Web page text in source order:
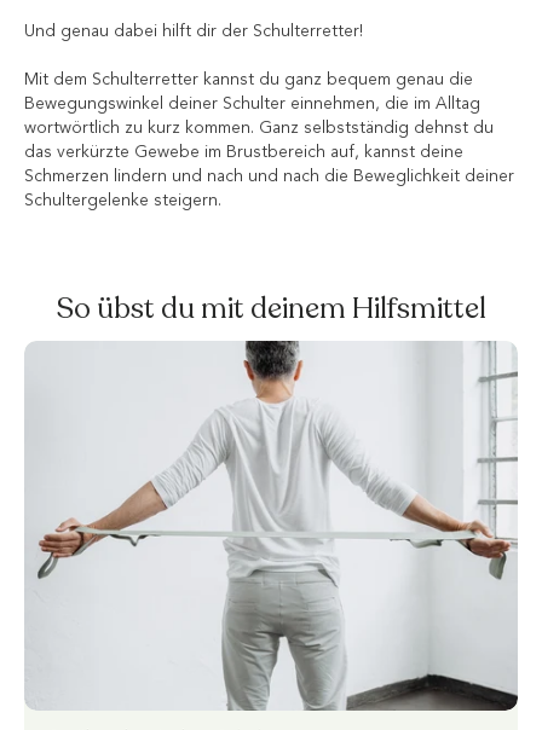
Und genau dabei hilft dir der Schulterretter!
Mit dem Schulterretter kannst du ganz bequem genau die
Bewegungswinkel deiner Schulter einnehmen, die im Alltag
wortwörtlich zu kurz kommen. Ganz selbstständig dehnst du
das verkürzte Gewebe im Brustbereich auf, kannst deine
Schmerzen lindern und nach und nach die Beweglichkeit deiner
Schultergelenke steigern.
So übst du mit deinem Hilfsmittel